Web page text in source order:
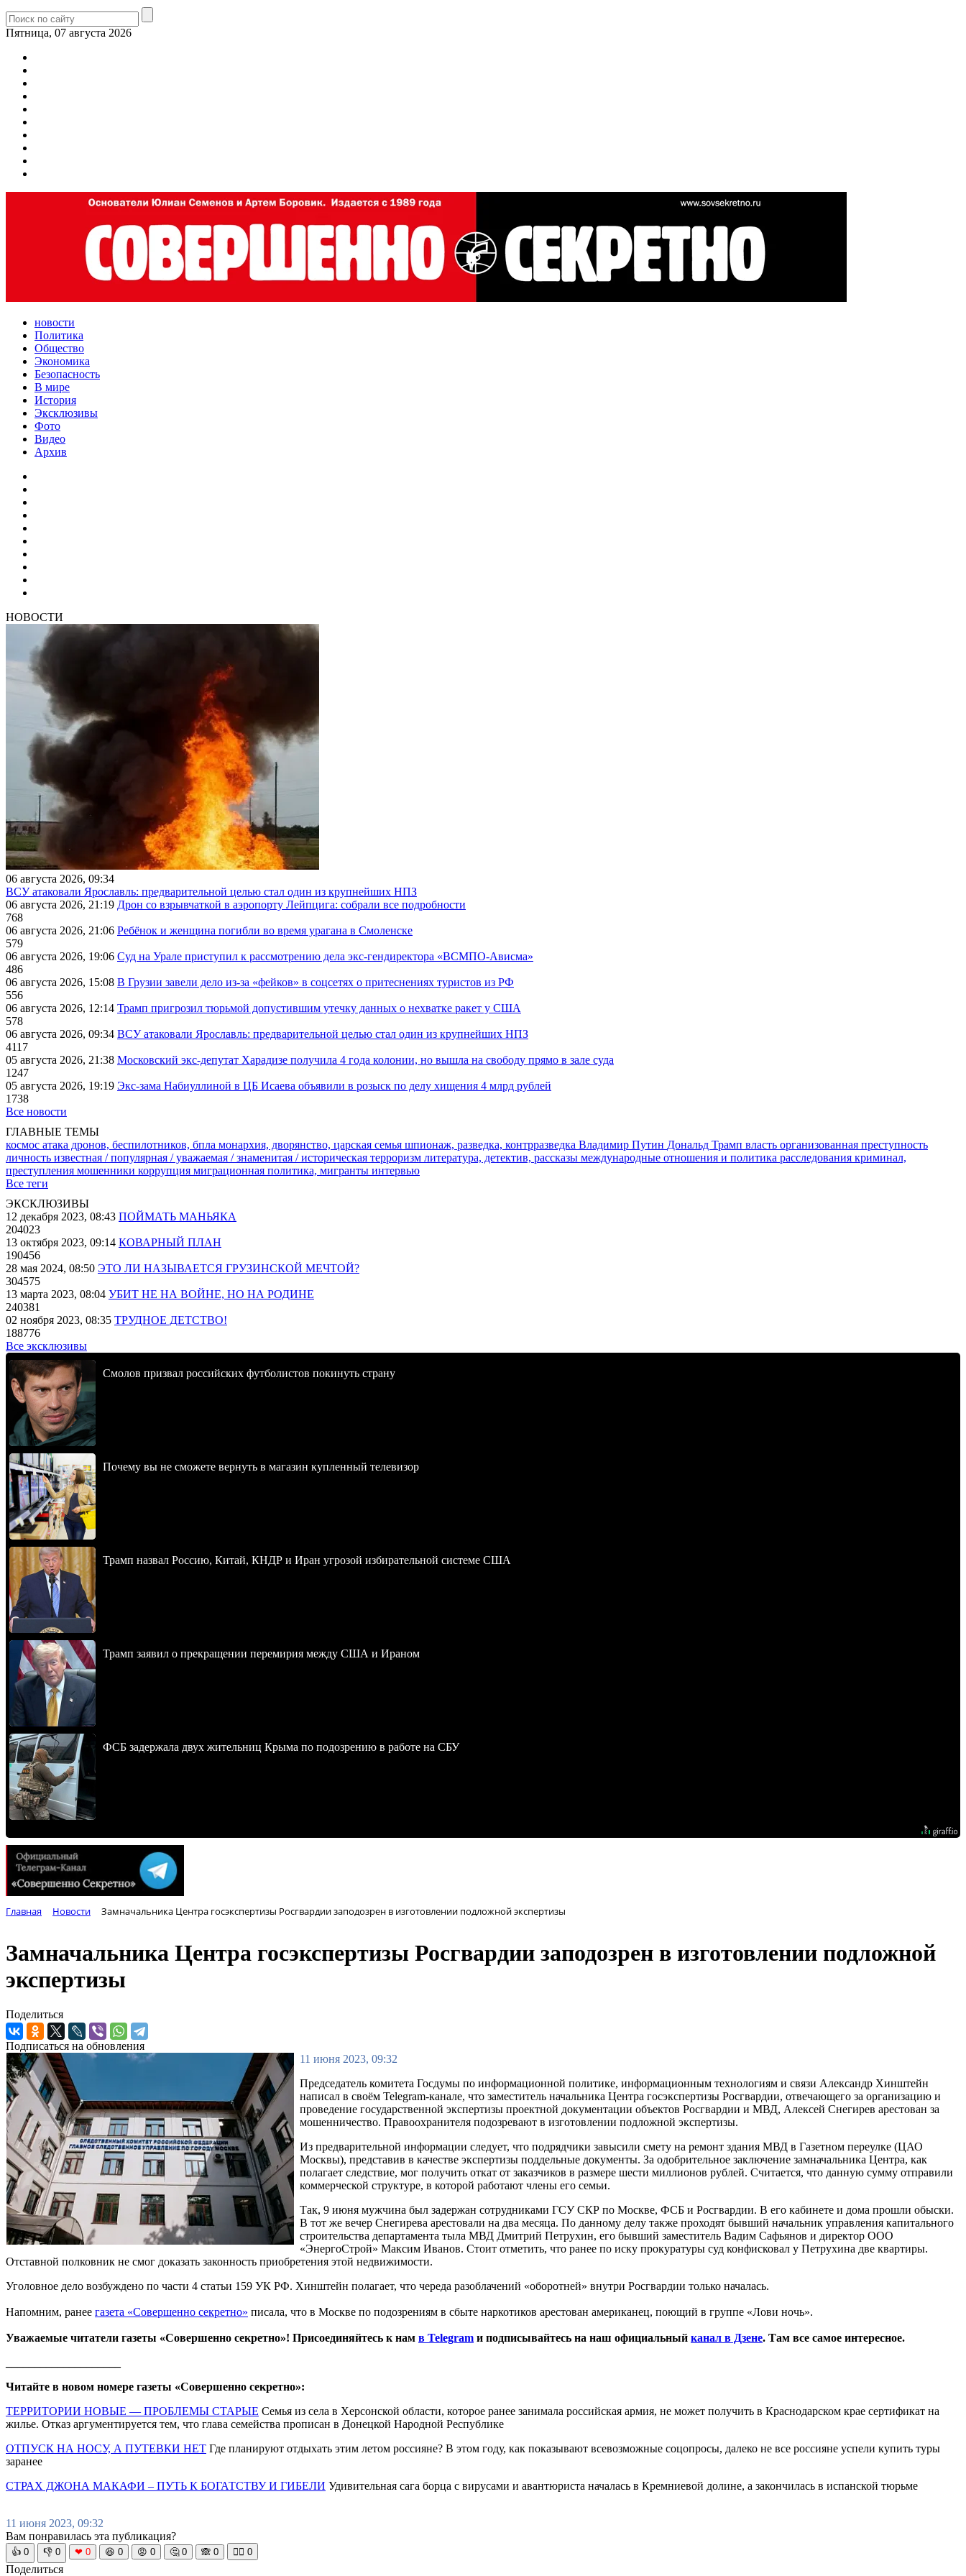
Пятница, 07 августа 2026
новости
Политика
Общество
Экономика
Безопасность
В мире
История
Эксклюзивы
Фото
Видео
Архив
НОВОСТИ
06 августа 2026, 09:34
ВСУ атаковали Ярославль: предварительной целью стал один из крупнейших НПЗ
06 августа 2026, 21:19 Дрон со взрывчаткой в аэропорту Лейпцига: собрали все подробности
768
06 августа 2026, 21:06 Ребёнок и женщина погибли во время урагана в Смоленске
579
06 августа 2026, 19:06 Суд на Урале приступил к рассмотрению дела экс-гендиректора «ВСМПО-Ависма»
486
06 августа 2026, 15:08 В Грузии завели дело из-за «фейков» в соцсетях о притеснениях туристов из РФ
556
06 августа 2026, 12:14 Трамп пригрозил тюрьмой допустившим утечку данных о нехватке ракет у США
578
06 августа 2026, 09:34 ВСУ атаковали Ярославль: предварительной целью стал один из крупнейших НПЗ
4117
05 августа 2026, 21:38 Московский экс-депутат Харадизе получила 4 года колонии, но вышла на свободу прямо в зале суда
1247
05 августа 2026, 19:19 Экс-зама Набиуллиной в ЦБ Исаева объявили в розыск по делу хищения 4 млрд рублей
1738
Все новости
ГЛАВНЫЕ ТЕМЫ
космос атака дронов, беспилотников, бпла монархия, дворянство, царская семья шпионаж, разведка, контрразведка Владимир Путин Дональд Трамп власть организованная преступность
личность известная / популярная / уважаемая / знаменитая / историческая терроризм литература, детектив, рассказы международные отношения и политика расследования криминал,
преступления мошенники коррупция миграционная политика, мигранты интервью
Все теги
ЭКСКЛЮЗИВЫ
12 декабря 2023, 08:43 ПОЙМАТЬ МАНЬЯКА
204023
13 октября 2023, 09:14 КОВАРНЫЙ ПЛАН
190456
28 мая 2024, 08:50 ЭТО ЛИ НАЗЫВАЕТСЯ ГРУЗИНСКОЙ МЕЧТОЙ?
304575
13 марта 2023, 08:04 УБИТ НЕ НА ВОЙНЕ, НО НА РОДИНЕ
240381
02 ноября 2023, 08:35 ТРУДНОЕ ДЕТСТВО!
188776
Все эксклюзивы
Смолов призвал российских футболистов покинуть страну
Почему вы не сможете вернуть в магазин купленный телевизор
Трамп назвал Россию, Китай, КНДР и Иран угрозой избирательной системе США
Трамп заявил о прекращении перемирия между США и Ираном
ФСБ задержала двух жительниц Крыма по подозрению в работе на СБУ
Главная Новости Замначальника Центра госэкспертизы Росгвардии заподозрен в изготовлении подложной экспертизы
Замначальника Центра госэкспертизы Росгвардии заподозрен в изготовлении подложной
экспертизы
Поделиться
Подписаться на обновления
11 июня 2023, 09:32
Председатель комитета Госдумы по информационной политике, информационным технологиям и связи Александр Хинштейн
написал в своём Telegram-канале, что заместитель начальника Центра госэкспертизы Росгвардии, отвечающего за организацию и
проведение государственной экспертизы проектной документации объектов Росгвардии и МВД, Алексей Снегирев арестован за
мошенничество. Правоохранителя подозревают в изготовлении подложной экспертизы.
Из предварительной информации следует, что подрядчики завысили смету на ремонт здания МВД в Газетном переулке (ЦАО
Москвы), представив в качестве экспертизы поддельные документы. За одобрительное заключение замначальника Центра, как
полагает следствие, мог получить откат от заказчиков в размере шести миллионов рублей. Считается, что данную сумму отправили
коммерческой структуре, в которой работают члены его семьи.
Так, 9 июня мужчина был задержан сотрудниками ГСУ СКР по Москве, ФСБ и Росгвардии. В его кабинете и дома прошли обыски.
В тот же вечер Снегирева арестовали на два месяца. По данному делу также проходят бывший начальник управления капитального
строительства департамента тыла МВД Дмитрий Петрухин, его бывший заместитель Вадим Сафьянов и директор ООО
«ЭнергоСтрой» Максим Иванов. Стоит отметить, что ранее по иску прокуратуры суд конфисковал у Петрухина две квартиры.
Отставной полковник не смог доказать законность приобретения этой недвижимости.
Уголовное дело возбуждено по части 4 статьи 159 УК РФ. Хинштейн полагает, что череда разоблачений «оборотней» внутри Росгвардии только началась.
Напомним, ранее газета «Совершенно секретно» писала, что в Москве по подозрениям в сбыте наркотиков арестован американец, поющий в группе «Лови ночь».
Уважаемые читатели газеты «Совершенно секретно»! Присоединяйтесь к нам в Telegram и подписывайтесь на наш официальный канал в Дзене. Там все самое интересное.
Читайте в новом номере газеты «Совершенно секретно»:
ТЕРРИТОРИИ НОВЫЕ — ПРОБЛЕМЫ СТАРЫЕ Семья из села в Херсонской области, которое ранее занимала российская армия, не может получить в Краснодарском крае сертификат на
жилье. Отказ аргументируется тем, что глава семейства прописан в Донецкой Народной Республике
ОТПУСК НА НОСУ, А ПУТЕВКИ НЕТ Где планируют отдыхать этим летом россияне? В этом году, как показывают всевозможные соцопросы, далеко не все россияне успели купить туры
заранее
СТРАХ ДЖОНА МАКАФИ – ПУТЬ К БОГАТСТВУ И ГИБЕЛИ Удивительная сага борца с вирусами и авантюриста началась в Кремниевой долине, а закончилась в испанской тюрьме
11 июня 2023, 09:32
Вам понравилась эта публикация?
👍 0 👎 0 ❤ 0 😆 0 😡 0 🤔 0 🙈 0 🧘‍♀️ 0
Поделиться